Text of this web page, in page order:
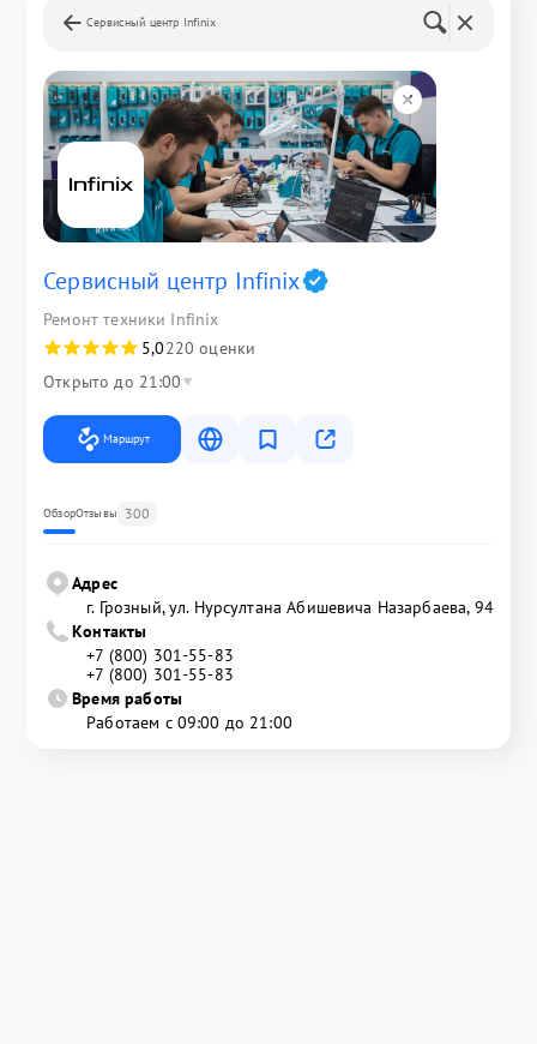
Сервисный центр Infinix
Сервисный центр Infinix
Ремонт техники Infinix
5,0220 оценки
Открыто до 21:00
Маршрут
ОбзорОтзывы 300
Адрес
г. Грозный, ул. Нурсултана Абишевича Назарбаева, 94
Контакты
+7 (800) 301-55-83
+7 (800) 301-55-83
Время работы
Работаем с 09:00 до 21:00